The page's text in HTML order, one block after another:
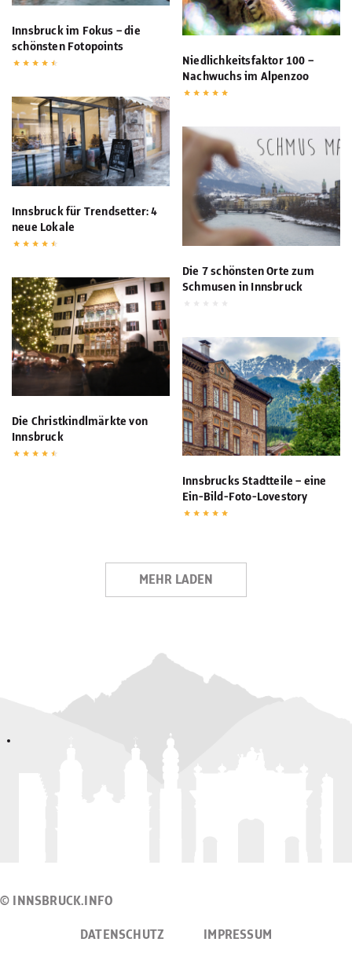
Innsbruck im Fokus – die
schönsten Fotopoints
Niedlichkeitsfaktor 100 –
Nachwuchs im Alpenzoo
Innsbruck für Trendsetter: 4
neue Lokale
Die 7 schönsten Orte zum
Schmusen in Innsbruck
Die Christkindlmärkte von
Innsbruck
Innsbrucks Stadtteile – eine
Ein-Bild-Foto-Lovestory
MEHR LADEN
© INNSBRUCK.INFO
DATENSCHUTZ IMPRESSUM